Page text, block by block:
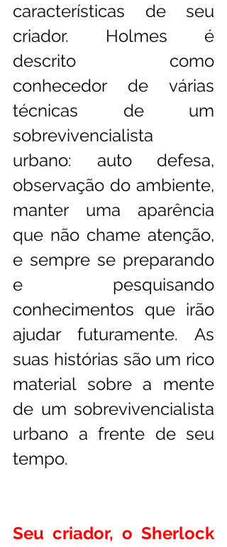
características de seu
criador. Holmes é
descrito como
conhecedor de várias
técnicas de um
sobrevivencialista
urbano: auto defesa,
observação do ambiente,
manter uma aparência
que não chame atenção,
e sempre se preparando
e pesquisando
conhecimentos que irão
ajudar futuramente. As
suas histórias são um rico
material sobre a mente
de um sobrevivencialista
urbano a frente de seu
tempo.
Seu criador, o Sherlock